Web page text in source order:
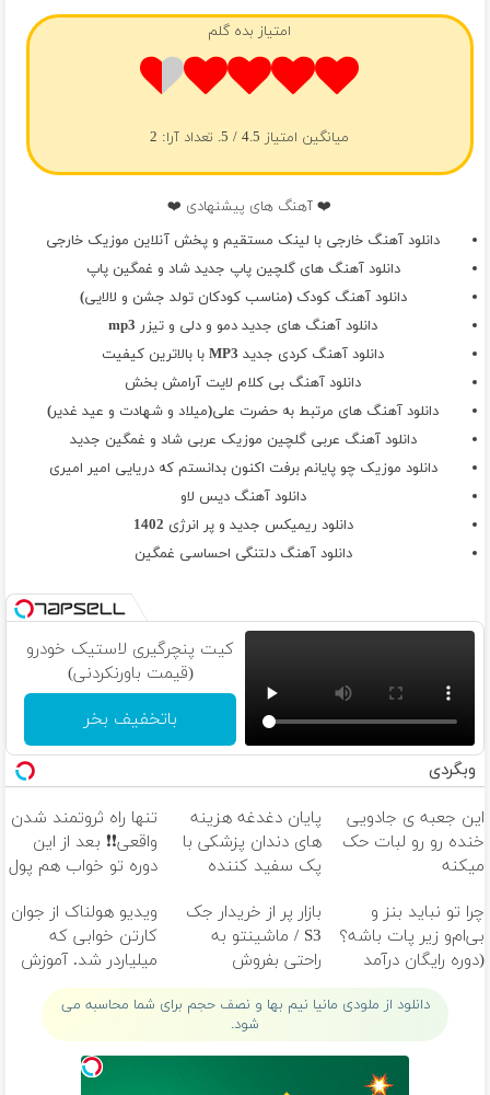
امتیاز بده گلم
میانگین امتیاز 4.5/ 5. تعداد آرا: 2
❤️ آهنگ های پیشنهادی ❤️
دانلود آهنگ خارجی با لینک مستقیم و پخش آنلاین موزیک خارجی
دانلود آهنگ های گلچین پاپ جدید شاد و غمگین پاپ
دانلود آهنگ کودک (مناسب کودکان تولد جشن و لالایی)
دانلود آهنگ های جدید دمو و دلی و تیزر mp3
دانلود آهنگ کردی جدید MP3 با بالاترین کیفیت
دانلود آهنگ بی کلام لایت آرامش بخش
دانلود آهنگ های مرتبط به حضرت علی(میلاد و شهادت و عید غدیر)
دانلود آهنگ عربی گلچین موزیک عربی شاد و غمگین جدید
دانلود موزیک چو پایانم برفت اکنون بدانستم که دریایی امیر امیری
دانلود آهنگ دیس لاو
دانلود ریمیکس جدید و پر انرژی 1402
دانلود آهنگ دلتنگی احساسی غمگین
کیت پنچرگیری لاستیک خودرو
(قیمت باورنکردنی)
باتخفیف بخر
وبگردی
این جعبه ی جادویی
خنده رو رو لبات حک
میکنه
پایان دغدغه هزینه
های دندان پزشکی با
پک سفید کننده
تنها راه ثروتمند شدن
واقعی❗❗ بعد از این
دوره تو خواب هم پول
چرا تو نباید بنز و
بی‌ام‌و زیر پات باشه؟
(دوره رایگان درآمد
بازار پر از خریدار جک
S3 / ماشینتو به
راحتی بفروش
ویدیو هولناک از جوان
کارتن خوابی که
میلیاردر شد. آموزش
رایگان
دانلود از ملودی مانیا نیم بها و نصف حجم برای شما محاسبه می
شود.